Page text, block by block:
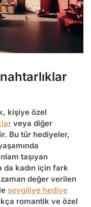
kişiye özel
veya diğer
Bu tür hediyeler,
taşıyan
da kadın için fark
değer verilen
sevgiliye hediye
romantik ve özel